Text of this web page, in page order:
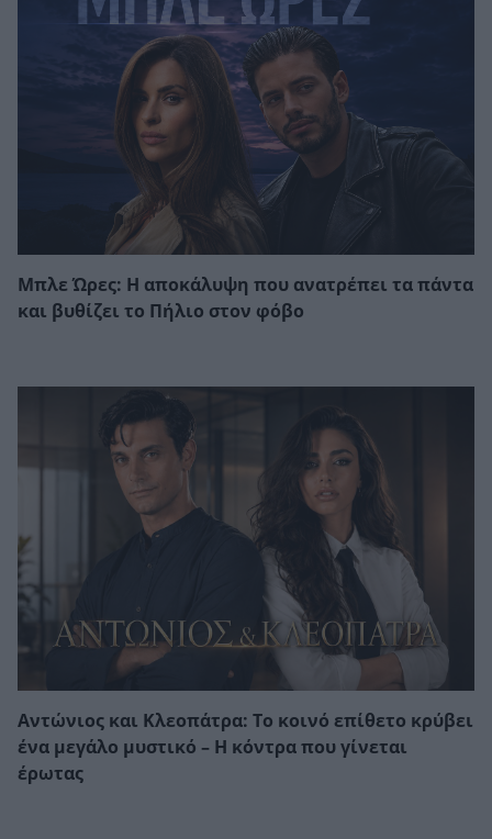
Μπλε Ώρες: Η αποκάλυψη που ανατρέπει τα πάντα
και βυθίζει το Πήλιο στον φόβο
Αντώνιος και Κλεοπάτρα: Το κοινό επίθετο κρύβει
ένα μεγάλο μυστικό – Η κόντρα που γίνεται
έρωτας